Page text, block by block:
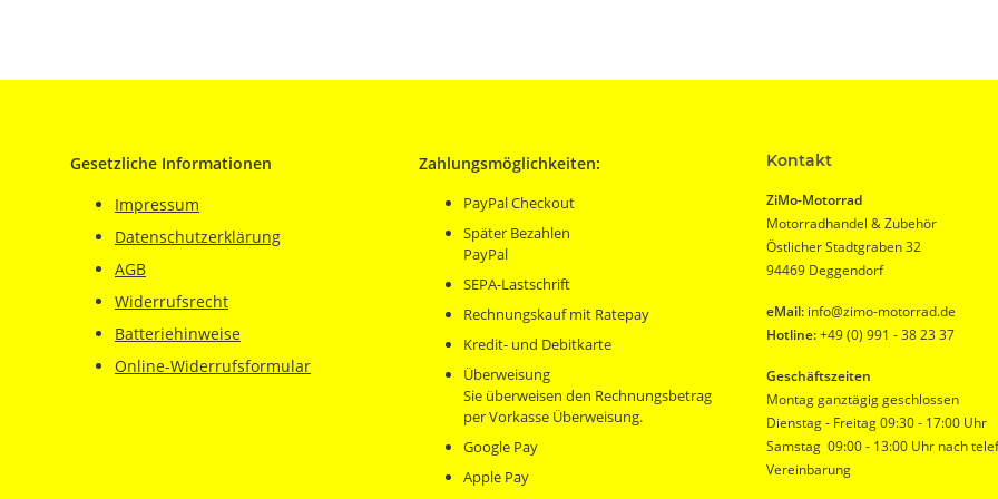
Gesetzliche Informationen
Impressum
Datenschutzerklärung
AGB
Widerrufsrecht
Batteriehinweise
Online-Widerrufsformular
Zahlungsmöglichkeiten:
PayPal Checkout
Später Bezahlen
PayPal
SEPA-Lastschrift
Rechnungskauf mit Ratepay
Kredit- und Debitkarte
Überweisung
Sie überweisen den Rechnungsbetrag
per Vorkasse Überweisung.
Google Pay
Apple Pay
Kontakt
ZiMo-Motorrad
Motorradhandel & Zubehör
Östlicher Stadtgraben 32
94469 Deggendorf
eMail: info@zimo-motorrad.de
Hotline:+49 (0) 991 - 38 23 37
Geschäftszeiten
Montag ganztägig geschlossen
Dienstag - Freitag 09:30 - 17:00 Uhr
Samstag 09:00 - 13:00 Uhr nach
Vereinbarung